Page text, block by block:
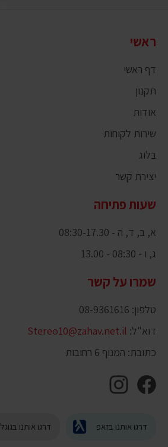
ראשי
דף ראשי
תקנון
אודות
שירות לקוחות
בלוג
יצירת קשר
שעות פתיחה
א, ב, ד, ה - 08:30-17.30
ג, ו - 08:30 - 13.00
שמרו על קשר
טלפון: 08-9361616
דוא"ל: Stereo10@zahav.net.il
כתובת: המנוף 6 רחובות
דרגו אותנו בזאפ דרגו אותנו בגוגל